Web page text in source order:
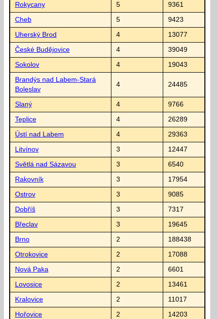
Rokycany 5 9361
Cheb 5 9423
Uherský Brod 4 13077
České Budějovice 4 39049
Sokolov 4 19043
Brandýs nad Labem-Stará
Boleslav
4 24485
Slaný 4 9766
Teplice 4 26289
Ústí nad Labem 4 29363
Litvínov 3 12447
Světlá nad Sázavou 3 6540
Rakovník 3 17954
Ostrov 3 9085
Dobříš 3 7317
Břeclav 3 19645
Brno 2 188438
Otrokovice 2 17088
Nová Paka 2 6601
Lovosice 2 13461
Kralovice 2 11017
Hořovice 2 14203